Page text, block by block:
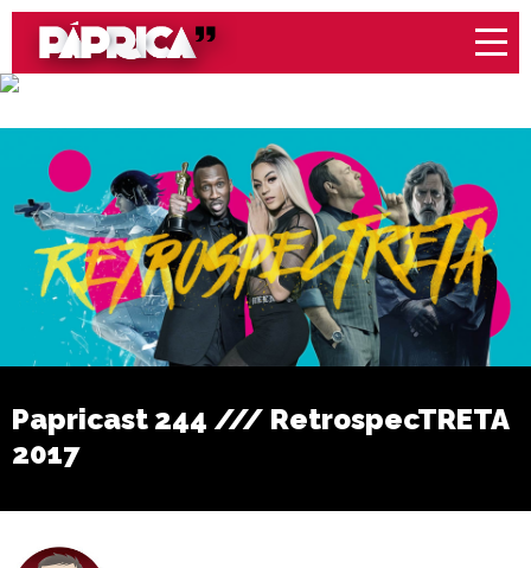
Papricast 244 /// RetrospecTRETA
2017